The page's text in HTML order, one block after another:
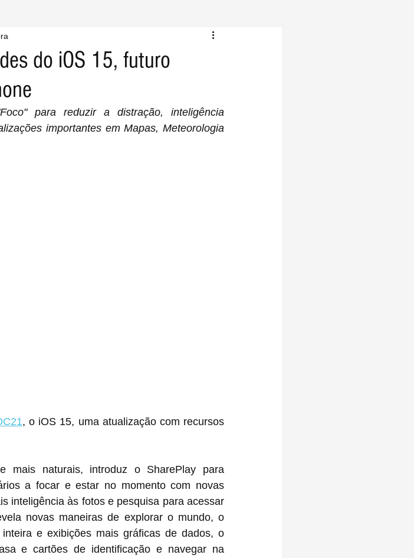
do iOS 15, futuro
para reduzir a distração, inteligência
importantes em Mapas, Meteorologia
, o iOS 15, uma atualização com recursos
mais naturais, introduz o SharePlay para
a focar e estar no momento com novas
inteligência às fotos e pesquisa para acessar
novas maneiras de explorar o mundo, o
e exibições mais gráficas de dados, o
e cartões de identificação e navegar na